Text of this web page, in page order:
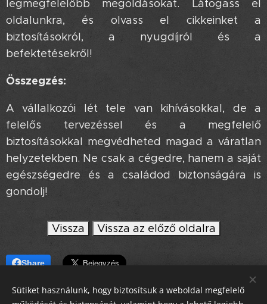
legmegfelelőbb megoldásokat. Látogass el
oldalunkra, és olvass el cikkeinket a
biztosításokról, a nyugdíjról és a
befektetésekről!
Összegzés:
A vállalkozói lét tele van kihívásokkal, de a
felelős tervezéssel és a megfelelő
biztosításokkal megvédheted magad a váratlan
helyzetekben. Ne csak a cégedre, hanem a saját
egészségedre és a családod biztonságára is
gondolj!
Vissza Vissza az előző oldalra
Share
Sütiket használunk, hogy biztosítsuk a weboldal megfelelő